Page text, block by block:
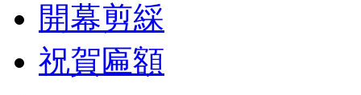
開幕剪綵
祝賀匾額